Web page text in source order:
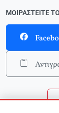
ΜΟΙΡΑΣΤΕΊΤΕ